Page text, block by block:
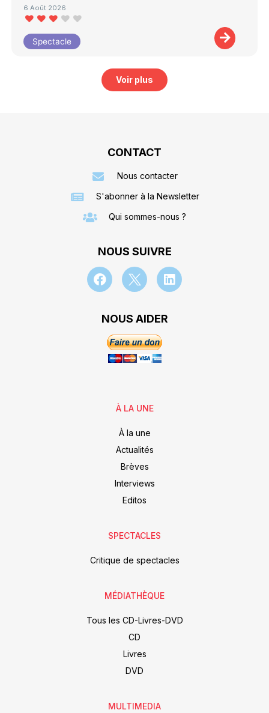
6 Août 2026
Spectacle
Voir plus
CONTACT
Nous contacter
S'abonner à la Newsletter
Qui sommes-nous ?
NOUS SUIVRE
NOUS AIDER
À LA UNE
À la une
Actualités
Brèves
Interviews
Editos
SPECTACLES
Critique de spectacles
MÉDIATHÈQUE
Tous les CD-Livres-DVD
CD
Livres
DVD
MULTIMEDIA